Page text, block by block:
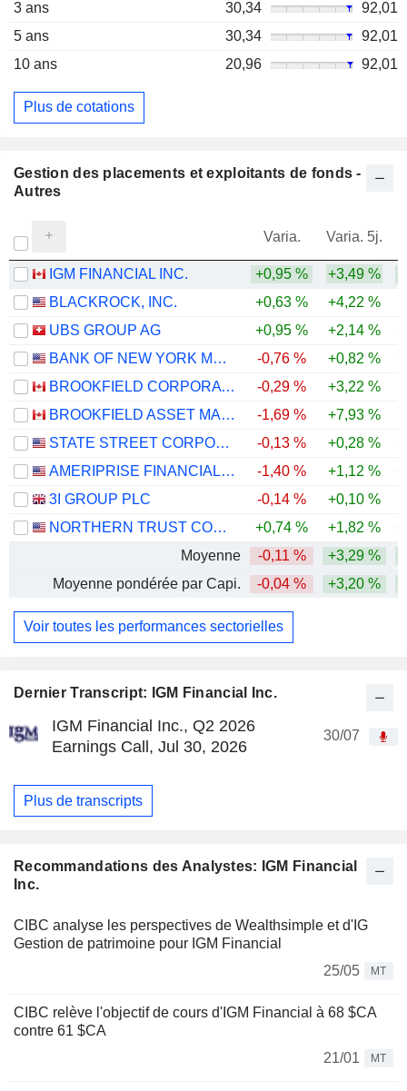
Dernier Transcript: IGM Financial Inc.
IGM Financial Inc., Q2 2026
Earnings Call, Jul 30, 2026
30/07
Plus de transcripts
Recommandations des Analystes: IGM Financial
Inc.
CIBC analyse les perspectives de Wealthsimple et d'IG
Gestion de patrimoine pour IGM Financial
25/05
MT
CIBC relève l'objectif de cours d'IGM Financial à 68 $CA
contre 61 $CA
21/01
MT
3 ans 30,34
92,01
5 ans
30,34
92,01
10 ans
20,96 92,01
Plus de cotations
Gestion des placements et exploitants de fonds -
Autres
Varia. Varia. 5j.
IGM FINANCIAL INC. +0,95 % +3,49 %
BLACKROCK, INC.
+0,63 % +4,22 %
UBS GROUP AG
+0,95 % +2,14 %
BANK OF NEW YORK MELLON CORPORATION (THE)
-0,76 % +0,82 %
BROOKFIELD CORPORATION
-0,29 % +3,22 %
BROOKFIELD ASSET MANAGEMENT LTD.
-1,69 % +7,93 %
STATE STREET CORPORATION
-0,13 % +0,28 %
AMERIPRISE FINANCIAL, INC.
-1,40 % +1,12 %
3I GROUP PLC
-0,14 % +0,10 %
NORTHERN TRUST CORPORATION
+0,74 % +1,82 %
Moyenne
-0,11 % +3,29 %
Moyenne pondérée par Capi.
-0,04 % +3,20 %
Voir toutes les performances sectorielles